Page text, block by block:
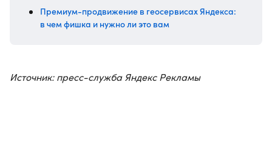
Премиум-продвижение в геосервисах Яндекса:
в чем фишка и нужно ли это вам
Источник: пресс-служба Яндекс Рекламы